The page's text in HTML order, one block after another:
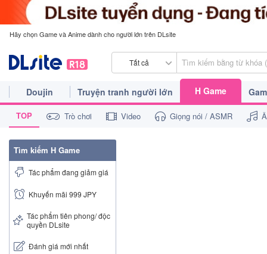
Hãy chọn Game và Anime dành cho người lớn trên DLsite
Tất cả
Doujin Truyện tranh người lớn H Game
TOP Trò chơi Video Giọng nói / ASMR
Tìm kiếm H Game
Tác phẩm đang giảm giá
Khuyến mãi 999 JPY
Tác phẩm tiên phong/ độc
quyền DLsite
Đánh giá mới nhất